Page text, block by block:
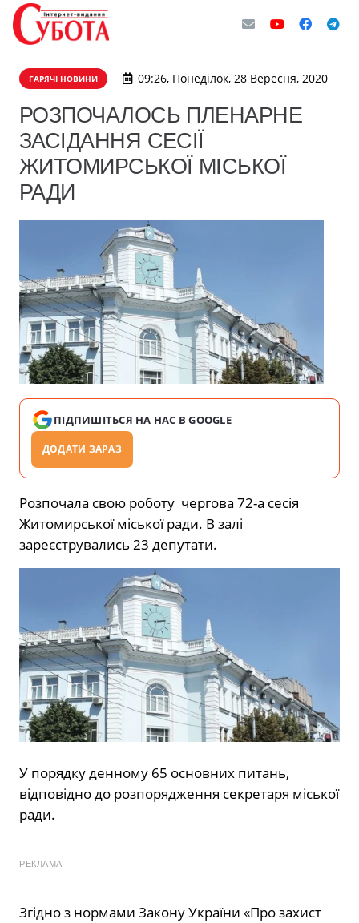
ГАРЯЧІ НОВИНИ 09:26, Понеділок, 28 Вересня, 2020
РОЗПОЧАЛОСЬ ПЛЕНАРНЕ
ЗАСІДАННЯ СЕСІЇ
ЖИТОМИРСЬКОЇ МІСЬКОЇ
РАДИ
ПІДПИШІТЬСЯ НА НАС В GOOGLE
ДОДАТИ ЗАРАЗ
Розпочала свою роботу чергова 72-а сесія
Житомирської міської ради. В залі
зареєструвались 23 депутати.
У порядку денному 65 основних питань,
відповідно до розпорядження секретаря міської
ради.
РЕКЛАМА
Згідно з нормами Закону України «Про захист